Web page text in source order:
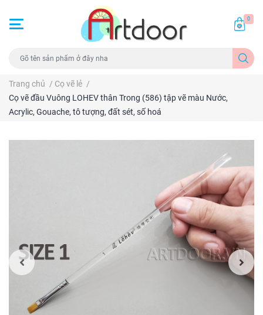
0
Trang chủ / Cọ vẽ lẻ /
Cọ vẽ đầu Vuông LOHEV thân Trong (586) tập vẽ màu Nước,
Acrylic, Gouache, tô tượng, đất sét, số hoá